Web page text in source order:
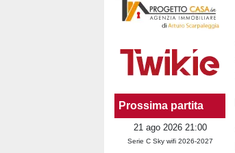
Prossima partita
21 ago 2026 21:00
Serie C Sky wifi 2026-2027